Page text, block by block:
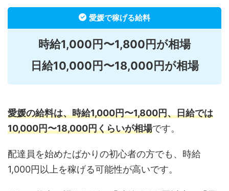
愛媛で稼げる給料
時給1,000円〜1,800円が相場
日給10,000円〜18,000円が相場
愛媛の給料は、時給1,000円〜1,800円、日給では
10,000円〜18,000円くらいが相場です。
配達員を始めたばかりの初心者の方でも、時給
1,000円以上を稼げる可能性が高いです。